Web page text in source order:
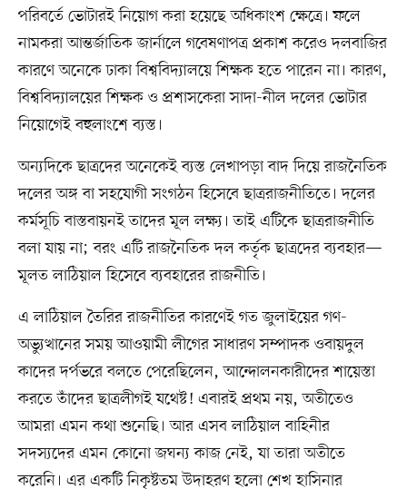
পরিবর্তে ভোটারই নিয়োগ করা হয়েছে অধিকাংশ ক্ষেত্রে। ফলে
নামকরা আন্তর্জাতিক জার্নালে গবেষণাপত্র প্রকাশ করেও দলবাজির
কারণে অনেকে ঢাকা বিশ্ববিদ্যালয়ে শিক্ষক হতে পারেন না। কারণ,
বিশ্ববিদ্যালয়ের শিক্ষক ও প্রশাসকেরা সাদা-নীল দলের ভোটার
নিয়োগেই বহুলাংশে ব্যস্ত।
অন্যদিকে ছাত্রদের অনেকেই ব্যস্ত লেখাপড়া বাদ দিয়ে রাজনৈতিক
দলের অঙ্গ বা সহযোগী সংগঠন হিসেবে ছাত্ররাজনীতিতে। দলের
কর্মসূচি বাস্তবায়নই তাদের মূল লক্ষ্য। তাই এটিকে ছাত্ররাজনীতি
বলা যায় না; বরং এটি রাজনৈতিক দল কর্তৃক ছাত্রদের ব্যবহার—
মূলত লাঠিয়াল হিসেবে ব্যবহারের রাজনীতি।
এ লাঠিয়াল তৈরির রাজনীতির কারণেই গত জুলাইয়ের গণ-
অভ্যুত্থানের সময় আওয়ামী লীগের সাধারণ সম্পাদক ওবায়দুল
কাদের দর্পভরে বলতে পেরেছিলেন, আন্দোলনকারীদের শায়েস্তা
করতে তাঁদের ছাত্রলীগই যথেষ্ট! এবারই প্রথম নয়, অতীতেও
আমরা এমন কথা শুনেছি। আর এসব লাঠিয়াল বাহিনীর
সদস্যদের এমন কোনো জঘন্য কাজ নেই, যা তারা অতীতে
করেনি। এর একটি নিকৃষ্টতম উদাহরণ হলো শেখ হাসিনার